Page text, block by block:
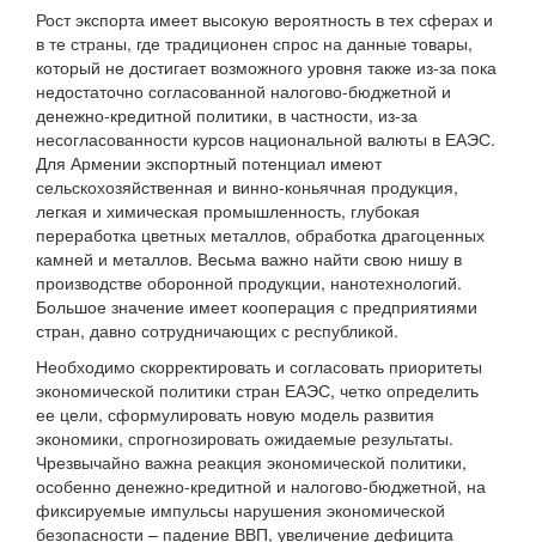
Рост экспорта имеет высокую вероятность в тех сферах и
в те страны, где традиционен спрос на данные товары,
который не достигает возможного уровня также из-за пока
недостаточно согласованной налогово-бюджетной и
денежно-кредитной политики, в частности, из-за
несогласованности курсов национальной валюты в ЕАЭС.
Для Армении экспортный потенциал имеют
сельскохозяйственная и винно-коньячная продукция,
легкая и химическая промышленность, глубокая
переработка цветных металлов, обработка драгоценных
камней и металлов. Весьма важно найти свою нишу в
производстве оборонной продукции, нанотехнологий.
Большое значение имеет кооперация с предприятиями
стран, давно сотрудничающих с республикой.
Необходимо скорректировать и согласовать приоритеты
экономической политики стран ЕАЭС, четко определить
ее цели, сформулировать новую модель развития
экономики, спрогнозировать ожидаемые результаты.
Чрезвычайно важна реакция экономической политики,
особенно денежно-кредитной и налогово-бюджетной, на
фиксируемые импульсы нарушения экономической
безопасности – падение ВВП, увеличение дефицита